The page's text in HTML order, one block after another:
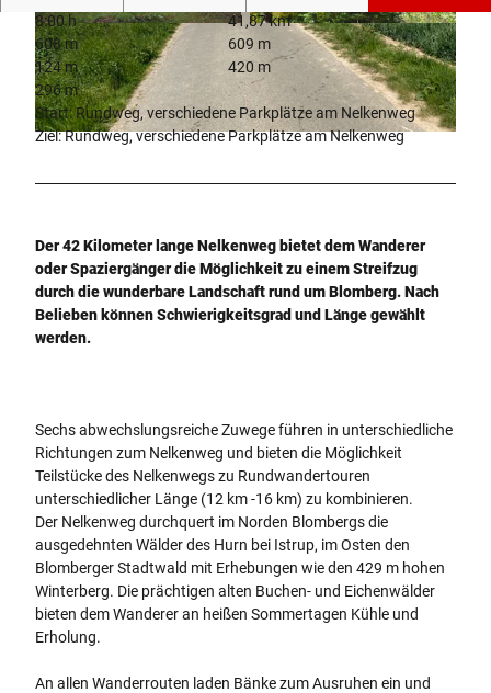
©CC-BY-SA
© Ute Radeck | CC-BY-SA © Ute Radeck |CC-BY-SA
8:00 h
41,87 km
608 m
609 m
124 m
420 m
296 m
Start: Rundweg, verschiedene Parkplätze am Nelkenweg
Ziel: Rundweg, verschiedene Parkplätze am Nelkenweg
Der 42 Kilometer lange Nelkenweg bietet dem Wanderer
oder Spaziergänger die Möglichkeit zu einem Streifzug
durch die wunderbare Landschaft rund um Blomberg. Nach
Belieben können Schwierigkeitsgrad und Länge gewählt
werden.
Sechs abwechslungsreiche Zuwege führen in unterschiedliche
Richtungen zum Nelkenweg und bieten die Möglichkeit
Teilstücke des Nelkenwegs zu Rundwandertouren
unterschiedlicher Länge (12 km -16 km) zu kombinieren.
Der Nelkenweg durchquert im Norden Blombergs die
ausgedehnten Wälder des Hurn bei Istrup, im Osten den
Blomberger Stadtwald mit Erhebungen wie den 429 m hohen
Winterberg. Die prächtigen alten Buchen- und Eichenwälder
bieten dem Wanderer an heißen Sommertagen Kühle und
Erholung.
An allen Wanderrouten laden Bänke zum Ausruhen ein und